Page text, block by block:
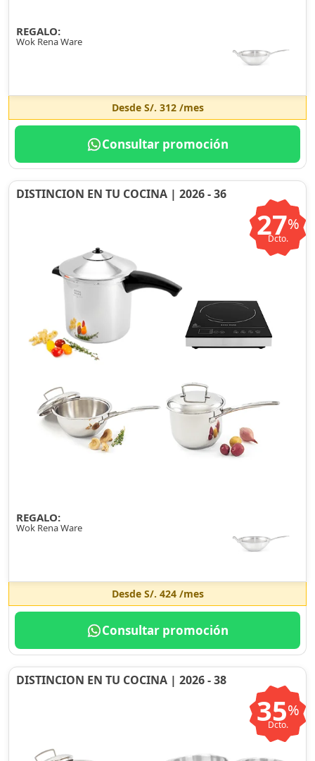
REGALO:
Wok Rena Ware
Desde S/. 312/mes
Consultar promoción
DISTINCION EN TU COCINA | 2026 - 36
27%
Dcto.
REGALO:
Wok Rena Ware
Desde S/. 424/mes
Consultar promoción
DISTINCION EN TU COCINA | 2026 - 38
35%
Dcto.